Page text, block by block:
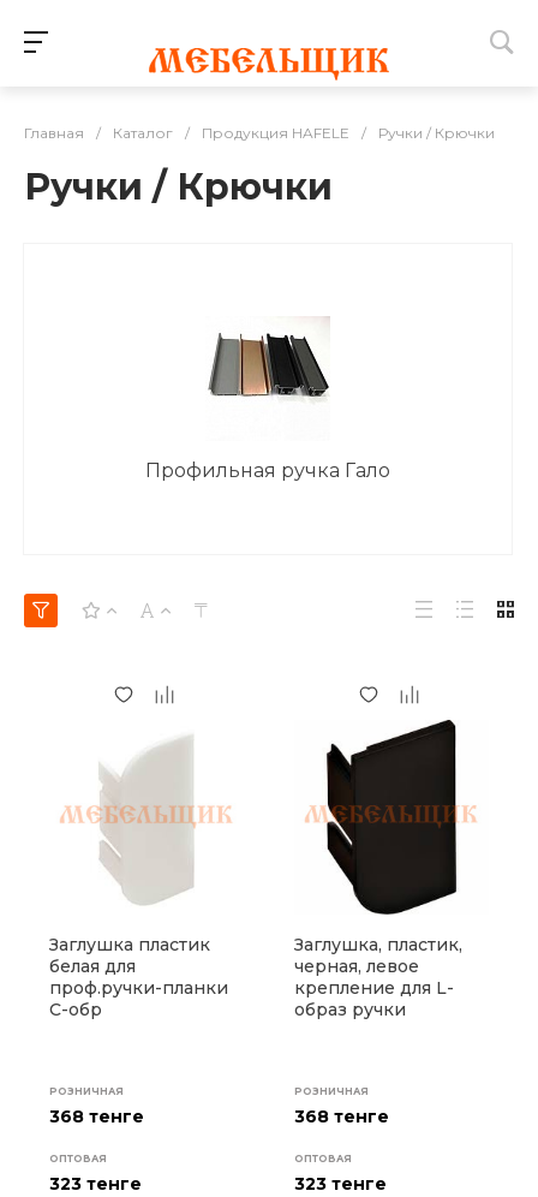
Главная / Каталог / Продукция HAFELE / Ручки / Крючки
Ручки / Крючки
Профильная ручка Гало
Заглушка пластик
белая для
проф.ручки-планки
С-обр
РОЗНИЧНАЯ
368 тенге
ОПТОВАЯ
323 тенге
Заглушка, пластик,
черная, левое
крепление для L-
образ ручки
РОЗНИЧНАЯ
368 тенге
ОПТОВАЯ
323 тенге